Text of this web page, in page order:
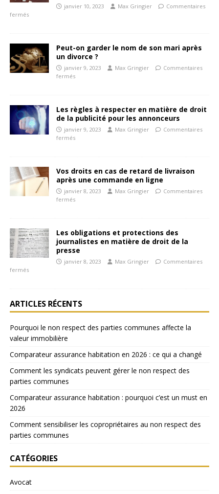
janvier 10, 2023 Max Gringier
Commentaires
fermés
Peut-on garder le nom de son mari après
un divorce ?
janvier 9, 2023 Max Gringier
Commentaires
fermés
Les règles à respecter en matière de droit
de la publicité pour les annonceurs
janvier 9, 2023 Max Gringier
Commentaires
fermés
Vos droits en cas de retard de livraison
après une commande en ligne
janvier 8, 2023 Max Gringier
Commentaires
fermés
Les obligations et protections des
journalistes en matière de droit de la
presse
janvier 8, 2023 Max Gringier
Commentaires
fermés
ARTICLES RÉCENTS
Pourquoi le non respect des parties communes affecte la
valeur immobilière
Comparateur assurance habitation en 2026 : ce qui a changé
Comment les syndicats peuvent gérer le non respect des
parties communes
Comparateur assurance habitation : pourquoi c’est un must en
2026
Comment sensibiliser les copropriétaires au non respect des
parties communes
CATÉGORIES
Avocat